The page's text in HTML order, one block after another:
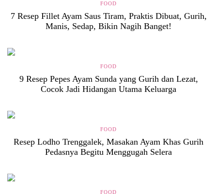
FOOD
7 Resep Fillet Ayam Saus Tiram, Praktis Dibuat, Gurih,
Manis, Sedap, Bikin Nagih Banget!
FOOD
9 Resep Pepes Ayam Sunda yang Gurih dan Lezat,
Cocok Jadi Hidangan Utama Keluarga
FOOD
Resep Lodho Trenggalek, Masakan Ayam Khas Gurih
Pedasnya Begitu Menggugah Selera
FOOD